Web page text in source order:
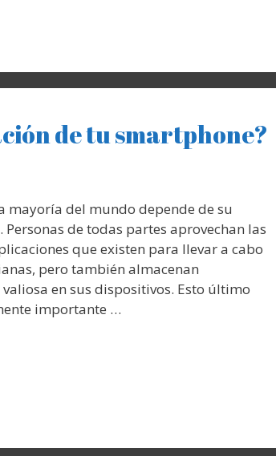
de tu smartphone?
mayoría del mundo depende de su
de todas partes aprovechan las
que existen para llevar a cabo
pero también almacenan
en sus dispositivos. Esto último
importante …